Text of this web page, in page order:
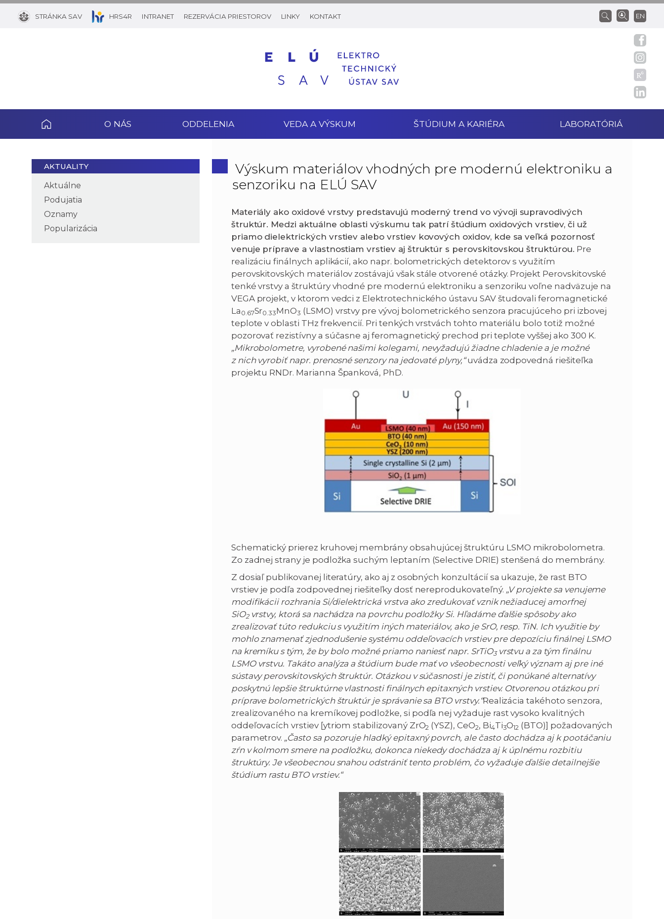
STRÁNKA SAV HRS4R INTRANET REZERVÁCIA PRIESTOROV LINKY KONTAKT EN
O NÁS ODDELENIA VEDA A VÝSKUM ŠTÚDIUM A KARIÉRA LABORATÓRIÁ
AKTUALITY
Aktuálne
Podujatia
Oznamy
Popularizácia
Výskum materiálov vhodných pre modernú elektroniku a
senzoriku na ELÚ SAV
Materiály ako oxidové vrstvy predstavujú moderný trend vo vývoji supravodivých
štruktúr. Medzi aktuálne oblasti výskumu tak patrí štúdium oxidových vrstiev, či už
priamo dielektrických vrstiev alebo vrstiev kovových oxidov, kde sa veľká pozornosť
venuje príprave a vlastnostiam vrstiev aj štruktúr s perovskitovskou štruktúrou. Pre
realizáciu finálnych aplikácií, ako napr. bolometrických detektorov s využitím
perovskitovských materiálov zostávajú však stále otvorené otázky. Projekt Perovskitovské
tenké vrstvy a štruktúry vhodné pre modernú elektroniku a senzoriku voľne nadväzuje na
VEGA projekt, v ktorom vedci z Elektrotechnického ústavu SAV študovali feromagnetické
La 0.67Sr0.33MnO3 (LSMO) vrstvy pre vývoj bolometrického senzora pracujúceho pri izbovej
teplote v oblasti THz frekvencií. Pri tenkých vrstvách tohto materiálu bolo totiž možné
pozorovať rezistívny a súčasne aj feromagnetický prechod pri teplote vyššej ako 300 K.
„Mikrobolometre, vyrobené našimi kolegami, nevyžadujú žiadne chladenie a je možné
z nich vyrobiť napr. prenosné senzory na jedovaté plyny,“uvádza zodpovedná riešiteľka
projektu RNDr. Marianna Španková, PhD.
Schematický prierez kruhovej membrány obsahujúcej štruktúru LSMO mikrobolometra.
Zo zadnej strany je podložka suchým leptaním (Selective DRIE) stenšená do membrány.
Z dosiaľ publikovanej literatúry, ako aj z osobných konzultácií sa ukazuje, že rast BTO
vrstiev je podľa zodpovednej riešiteľky dosť nereprodukovateľný. „V projekte sa venujeme
modifikácii rozhrania Si/dielektrická vrstva ako zredukovať vznik nežiaducej amorfnej
SiO2vrstvy, ktorá sa nachádza na povrchu podložky Si. Hľadáme ďalšie spôsoby ako
zrealizovať túto redukciu s využitím iných materiálov, ako je SrO, resp. TiN. Ich využitie by
mohlo znamenať zjednodušenie systému oddeľovacích vrstiev pre depozíciu finálnej LSMO
na kremíku s tým, že by bolo možné priamo naniesť napr. SrTiO3vrstvu a za tým finálnu
LSMO vrstvu. Takáto analýza a štúdium bude mať vo všeobecnosti veľký význam aj pre iné
sústavy perovskitovských štruktúr. Otázkou v súčasnosti je zistiť, či ponúkané alternatívy
poskytnú lepšie štruktúrne vlastnosti finálnych epitaxných vrstiev. Otvorenou otázkou pri
príprave bolometrických štruktúr je správanie sa BTO vrstvy.“Realizácia takéhoto senzora,
zrealizovaného na kremíkovej podložke, si podľa nej vyžaduje rast vysoko kvalitných
oddeľovacích vrstiev [ytriom stabilizovaný ZrO2 (YSZ), CeO2, Bi4Ti3O12 (BTO)] požadovaných
parametrov. „Často sa pozoruje hladký epitaxný povrch, ale často dochádza aj k pootáčaniu
zŕn v kolmom smere na podložku, dokonca niekedy dochádza aj k úplnému rozbitiu
štruktúry. Je všeobecnou snahou odstrániť tento problém, čo vyžaduje ďalšie detailnejšie
štúdium rastu BTO vrstiev.“